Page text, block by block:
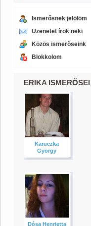
Ismerősnek jelölöm
Üzenetet írok neki
Közös ismerőseink
Blokkolom
ERIKA ISMERŐSEI
Karuczka
György
Dósa Henrietta